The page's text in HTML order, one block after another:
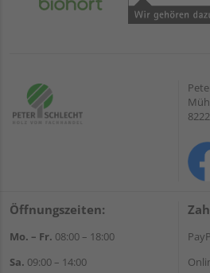
Öffnungszeiten:
Mo. – Fr. 08:00 – 18:00
Sa. 09:00 – 14:00